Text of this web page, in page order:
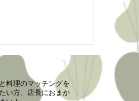
り開催！
料理のマッチングを
い方、店長におまか